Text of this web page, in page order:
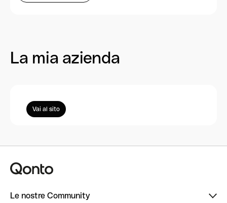
La mia azienda
Vai al sito
Le nostre Community